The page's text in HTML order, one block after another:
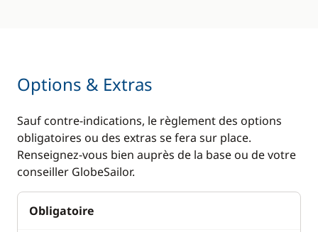
Options & Extras
Sauf contre-indications, le règlement des options
obligatoires ou des extras se fera sur place.
Renseignez-vous bien auprès de la base ou de votre
conseiller GlobeSailor.
Obligatoire